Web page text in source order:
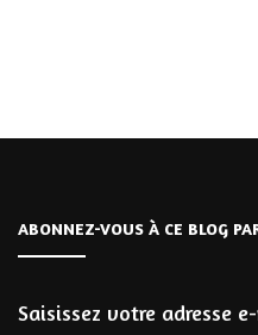
ABONNEZ-VOUS À CE BLOG
Saisissez votre adresse